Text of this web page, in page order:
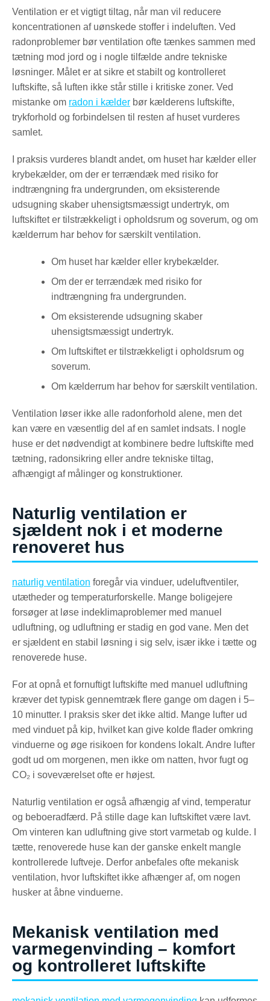
Ventilation er et vigtigt tiltag, når man vil reducere
koncentrationen af uønskede stoffer i indeluften. Ved
radonproblemer bør ventilation ofte tænkes sammen med
tætning mod jord og i nogle tilfælde andre tekniske
løsninger. Målet er at sikre et stabilt og kontrolleret
luftskifte, så luften ikke står stille i kritiske zoner. Ved
mistanke om radon i kælder bør kælderens luftskifte,
trykforhold og forbindelsen til resten af huset vurderes
samlet.
I praksis vurderes blandt andet, om huset har kælder eller
krybekælder, om der er terrændæk med risiko for
indtrængning fra undergrunden, om eksisterende
udsugning skaber uhensigtsmæssigt undertryk, om
luftskiftet er tilstrækkeligt i opholdsrum og soverum, og om
kælderrum har behov for særskilt ventilation.
Om huset har kælder eller krybekælder.
Om der er terrændæk med risiko for
indtrængning fra undergrunden.
Om eksisterende udsugning skaber
uhensigtsmæssigt undertryk.
Om luftskiftet er tilstrækkeligt i opholdsrum og
soverum.
Om kælderrum har behov for særskilt ventilation.
Ventilation løser ikke alle radonforhold alene, men det
kan være en væsentlig del af en samlet indsats. I nogle
huse er det nødvendigt at kombinere bedre luftskifte med
tætning, radonsikring eller andre tekniske tiltag,
afhængigt af målinger og konstruktioner.
Naturlig ventilation er
sjældent nok i et moderne
renoveret hus
naturlig ventilation foregår via vinduer, udeluftventiler,
utætheder og temperaturforskelle. Mange boligejere
forsøger at løse indeklimaproblemer med manuel
udluftning, og udluftning er stadig en god vane. Men det
er sjældent en stabil løsning i sig selv, især ikke i tætte og
renoverede huse.
For at opnå et fornuftigt luftskifte med manuel udluftning
kræver det typisk gennemtræk flere gange om dagen i 5–
10 minutter. I praksis sker det ikke altid. Mange lufter ud
med vinduet på kip, hvilket kan give kolde flader omkring
vinduerne og øge risikoen for kondens lokalt. Andre lufter
godt ud om morgenen, men ikke om natten, hvor fugt og
CO₂ i soveværelset ofte er højest.
Naturlig ventilation er også afhængig af vind, temperatur
og beboeradfærd. På stille dage kan luftskiftet være lavt.
Om vinteren kan udluftning give stort varmetab og kulde. I
tætte, renoverede huse kan der ganske enkelt mangle
kontrollerede luftveje. Derfor anbefales ofte mekanisk
ventilation, hvor luftskiftet ikke afhænger af, om nogen
husker at åbne vinduerne.
Mekanisk ventilation med
varmegenvinding – komfort
og kontrolleret luftskifte